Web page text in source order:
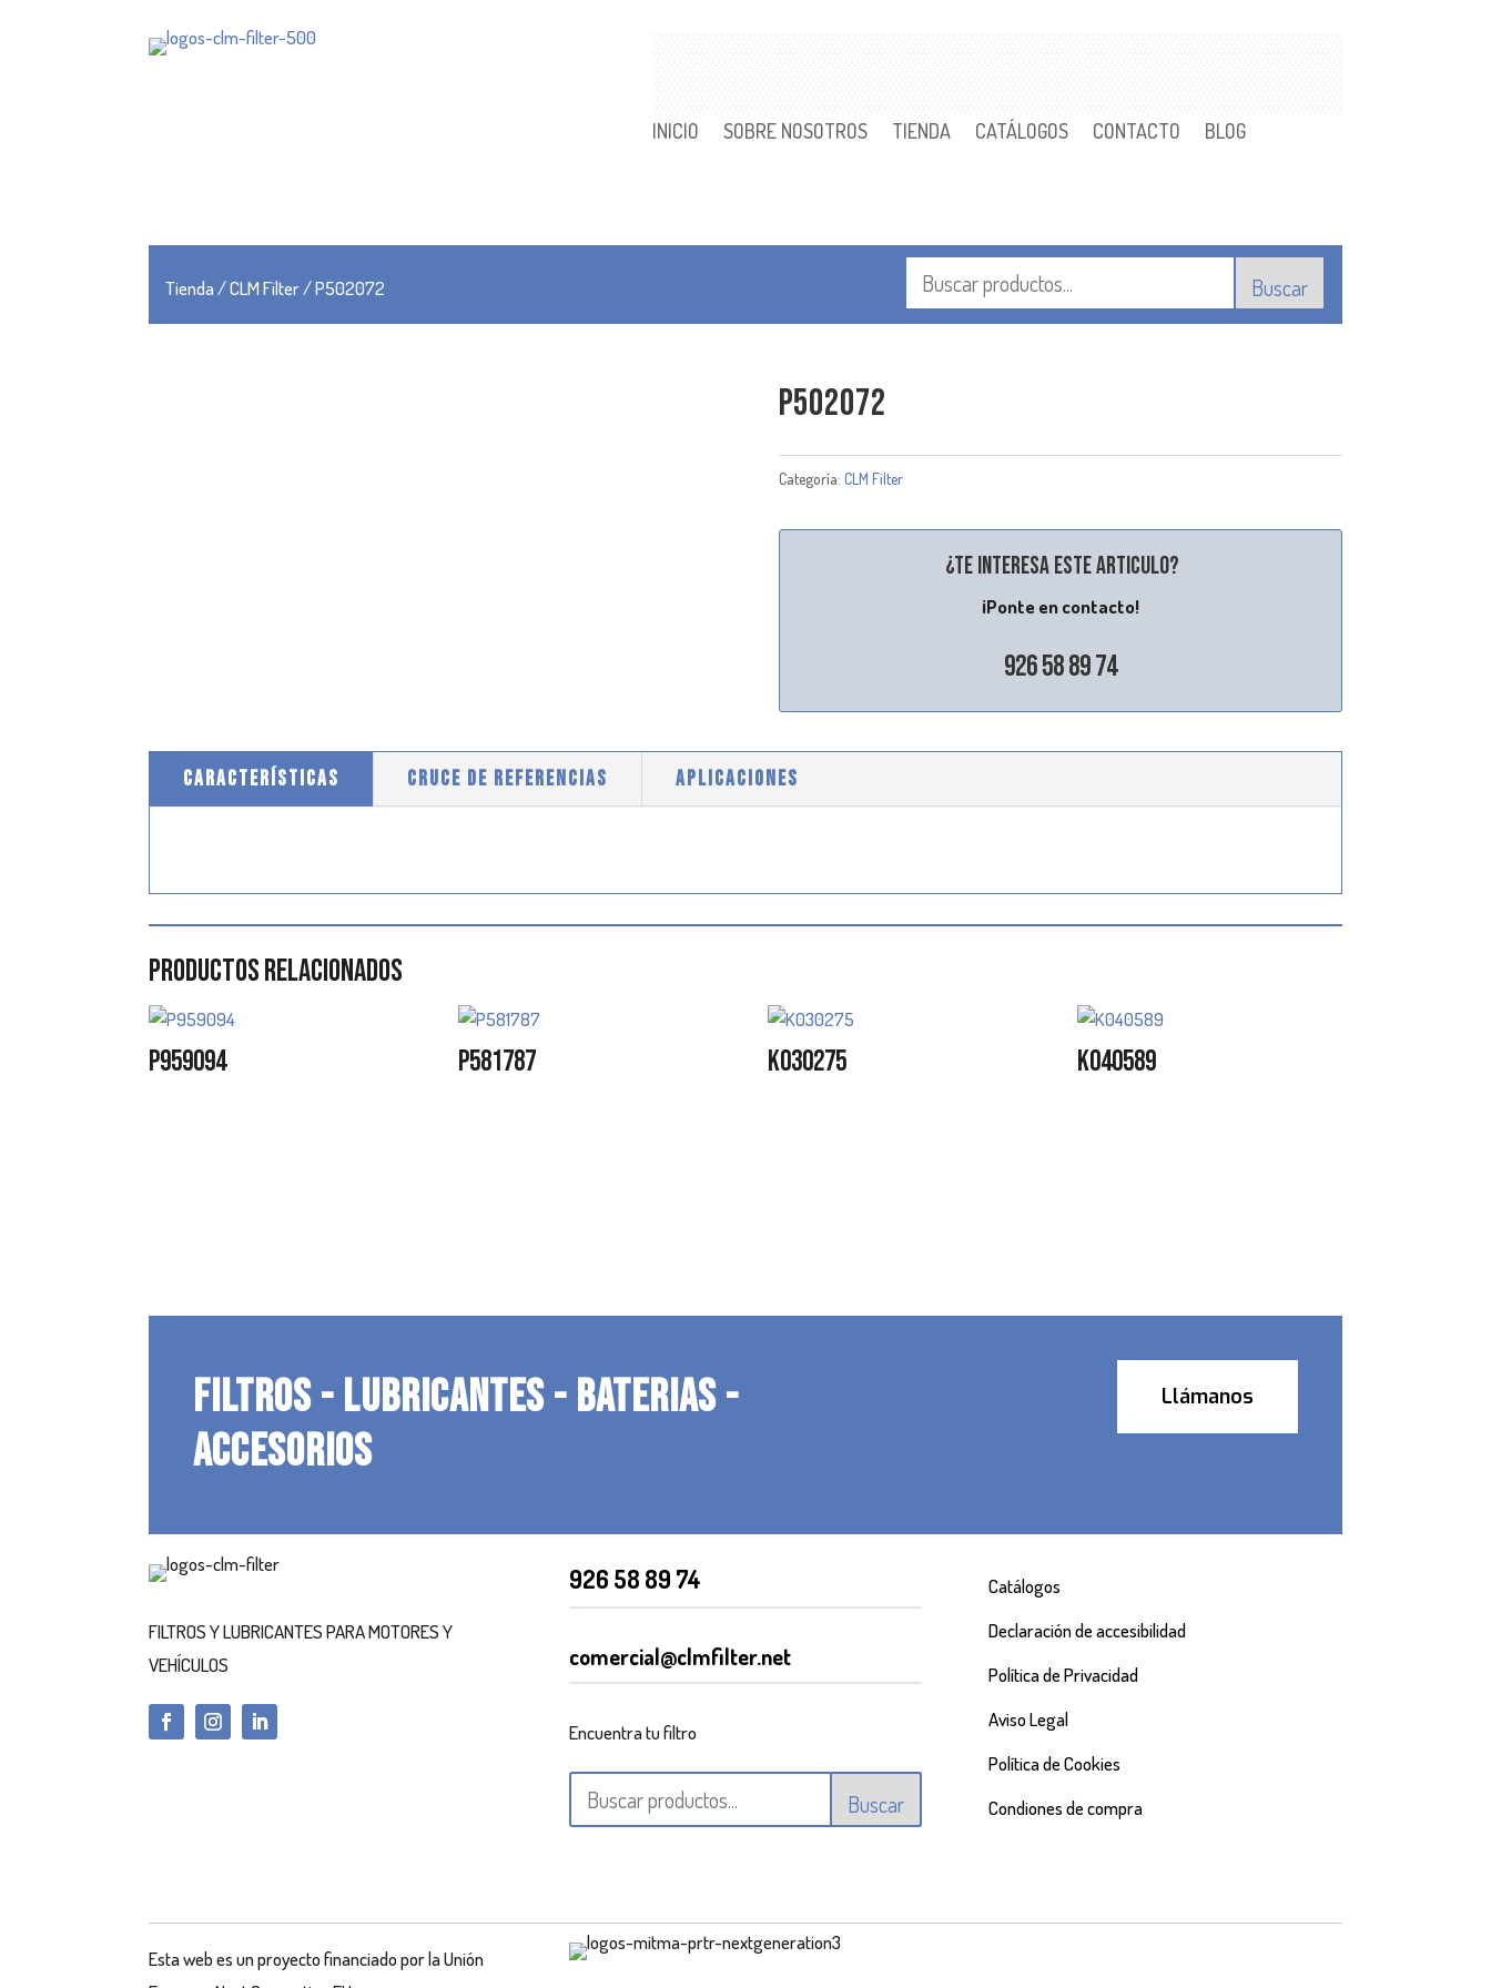
INICIO SOBRE NOSOTROS TIENDA CATÁLOGOS CONTACTO BLOG
Tienda/CLM Filter/ P502072 Buscar
P502072
Categoría: CLM Filter
¿Te interesa este articulo?
¡Ponte en contacto!
926 58 89 74
CARACTERÍSTICAS CRUCE DE REFERENCIAS APLICACIONES
Productos relacionados
P959094 P581787 K030275 K040589
FILTROS - LUBRICANTES - BATERIAS -
ACCESORIOS
Llámanos
FILTROS Y LUBRICANTES PARA MOTORES Y
VEHÍCULOS
926 58 89 74
comercial@clmfilter.net
Encuentra tu filtro
Buscar
Catálogos
Declaración de accesibilidad
Política de Privacidad
Aviso Legal
Política de Cookies
Condiones de compra
Esta web es un proyecto financiado por la Unión